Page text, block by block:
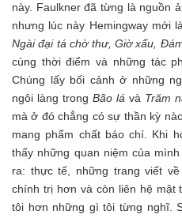
này. Faulkner đã từng là nguồn
nhưng lúc này Hemingway mới
Ngài đại tá chờ thư, Giờ xấu,
cùng thời điểm và những tác
Chúng lấy bối cảnh ở những
ngôi làng trong Bão lávà Trăm
mà ở đó chẳng có sự thần kỳ
mang phẩm chất báo chí. Khi
thấy những quan niệm của
ra: thực tế, những trang viết
chính trị hơn và còn liên hệ mật
tôi hơn những gì tôi từng nghĩ.